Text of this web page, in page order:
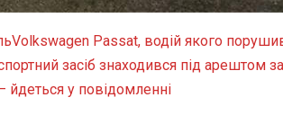
Passat, водій якого
засіб знаходився під арештом
йдеться у повідомленні